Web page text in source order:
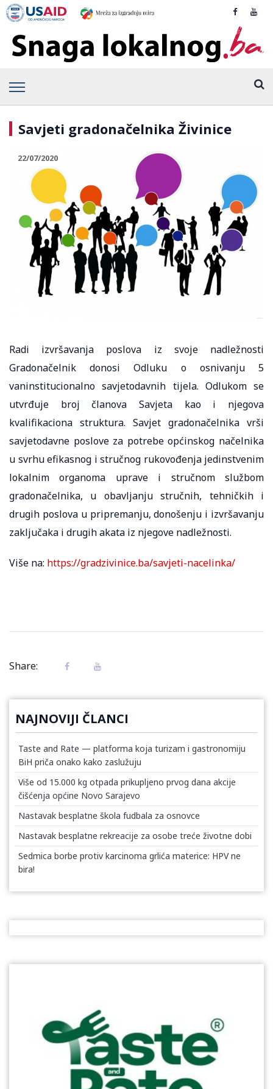
Savjeti gradonačelnika Živinice
22/07/2020
Radi izvršavanja poslova iz svoje nadležnosti
Gradonačelnik donosi Odluku o osnivanju 5
vaninstitucionalno savjetodavnih tijela. Odlukom se
utvrđuje broj članova Savjeta kao i njegova
kvalifikaciona struktura. Savjet gradonačelnika vrši
savjetodavne poslove za potrebe općinskog načelnika
u svrhu efikasnog i stručnog rukovođenja jedinstvenim
lokalnim organoma uprave i stručnom službom
gradonačelnika, u obavljanju stručnih, tehničkih i
drugih poslova u pripremanju, donošenju i izvršavanju
zaključaka i drugih akata iz njegove nadležnosti.
Više na: https://gradzivinice.ba/savjeti-nacelinka/
Share:
NAJNOVIJI ČLANCI
Taste and Rate — platforma koja turizam i gastronomiju
BiH priča onako kako zaslužuju
Više od 15.000 kg otpada prikupljeno prvog dana akcije
čišćenja općine Novo Sarajevo
Nastavak besplatne škola fudbala za osnovce
Nastavak besplatne rekreacije za osobe treće životne dobi
Sedmica borbe protiv karcinoma grlića materice: HPV ne
bira!